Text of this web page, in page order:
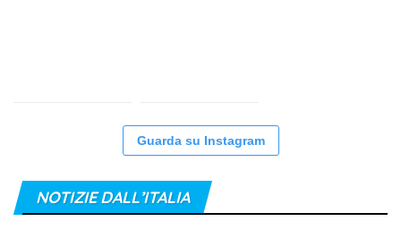
Guarda su Instagram
NOTIZIE DALL’ITALIA